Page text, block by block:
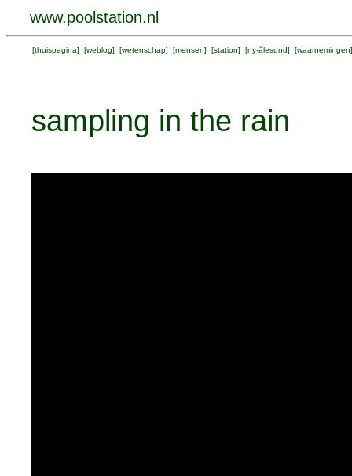
www.poolstation.nl
[thuispagina] [weblog] [wetenschap] [mensen] [station] [ny-ålesund] [waarnemingen
sampling in the rain